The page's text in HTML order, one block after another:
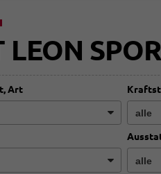
LEON
Art